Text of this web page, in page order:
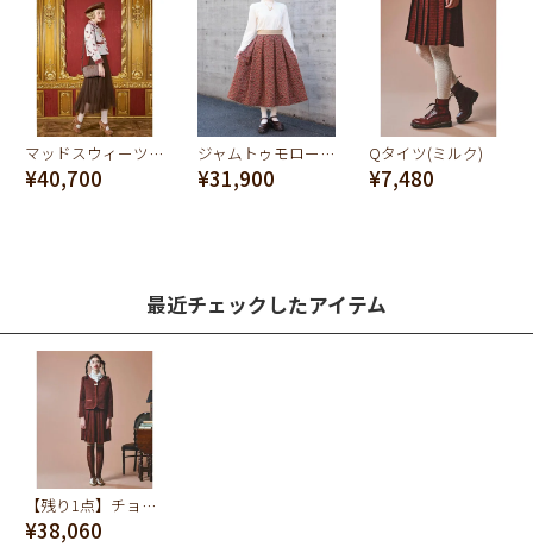
マッドスウィーツ ジャケット (ピンク)
¥40,700
ジャムトゥモロー フレアスカート（ブラウン）
¥31,900
Qタイツ(ミルク)
¥7,480
最近チェックしたアイテム
【残り1点】チョコレート リバーシブルジャケット
¥38,060